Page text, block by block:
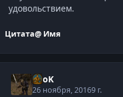
удовольствием.
Цитата@ Имя
ZooK
26 ноября, 20169 г.